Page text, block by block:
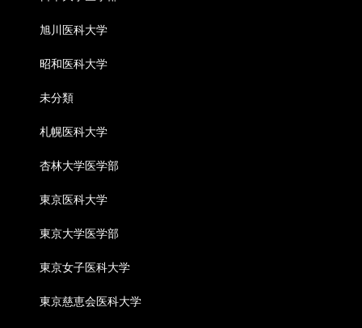
旭川医科大学
昭和医科大学
未分類
札幌医科大学
杏林大学医学部
東京医科大学
東京大学医学部
東京女子医科大学
東京慈恵会医科大学